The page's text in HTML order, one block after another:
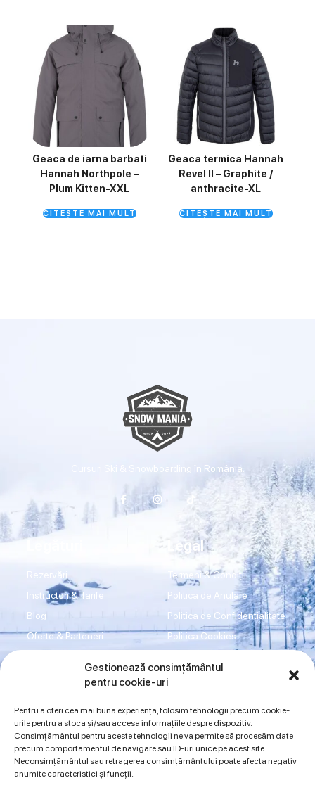
Gestionează consimțământul
pentru cookie-uri
Pentru a oferi cea mai bună experiență, folosim tehnologii precum cookie-
urile pentru a stoca și/sau accesa informațiile despre dispozitiv.
Consimțământul pentru aceste tehnologii ne va permite să procesăm date
precum comportamentul de navigare sau ID-uri unice pe acest site.
Neconsimțământul sau retragerea consimțământului poate afecta negativ
anumite caracteristici și funcții.
Geaca de iarna barbati
Hannah Northpole –
Plum Kitten-XXL
CITEȘTE MAI MULT
Geaca termica Hannah
Revel II – Graphite /
anthracite-XL
CITEȘTE MAI MULT
Cursuri Ski & Snowboarding în România.
Rezervări
Instructori & Tarife
Blog
Oferte & Parteneri
Legal
Termeni & Condiții
Politica de Anulare
Politica de Confidențialitate
Politica Cookies
Imprint
Sună acum
0734942997